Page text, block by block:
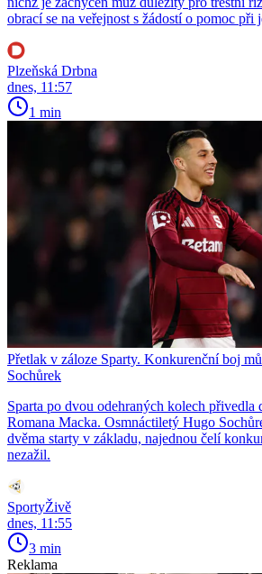
obrací se na veřejnost s žádostí o pomoc při
Plzeňská Drbna
dnes, 11:57
1 min
Přetlak v záloze Sparty. Konkurenční boj
Sochůrek
Sparta po dvou odehraných kolech přivedla
Romana Macka. Osmnáctiletý Hugo
dvěma starty v základu, najednou čelí
nezažil.
SportyŽivě
dnes, 11:55
3 min
Reklama